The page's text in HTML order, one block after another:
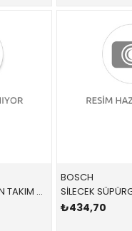
SİLECEK SÜPÜRGESİ ÖN TAKIM SPOYLERLİ 3397118302,3397001273 61619069198 61619069198 E32,E34 1987-1995
BOSCH
₺434,70